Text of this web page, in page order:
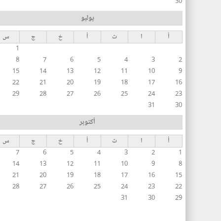
يوليو
أ ا ث أ خ ج
س
1
2
3
4
5
6
7
8
9
10
11
12
13
14
15
16
17
18
19
20
21
22
23
24
25
26
27
28
29
30
31
أكتوبر
أ ا ث أ خ ج
س
1
2
3
4
5
6
7
8
9
10
11
12
13
14
15
16
17
18
19
20
21
22
23
24
25
26
27
28
29
30
31